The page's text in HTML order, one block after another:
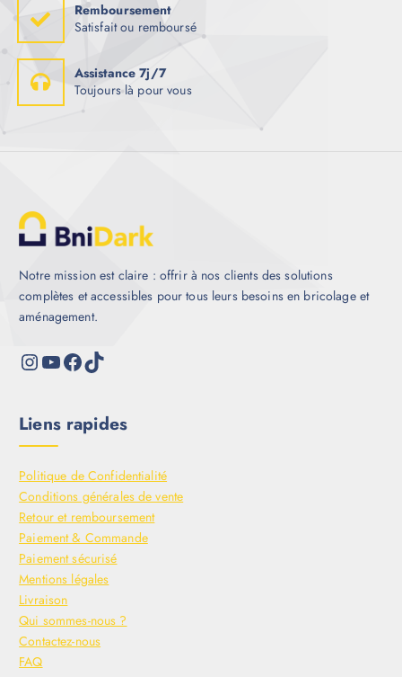
Remboursement
Satisfait ou remboursé
Assistance 7j/7
Toujours là pour vous
Notre mission est claire : offrir à nos clients des solutions
complètes et accessibles pour tous leurs besoins en bricolage et
aménagement.
Liens rapides
Politique de Confidentialité
Conditions générales de vente
Retour et remboursement
Paiement & Commande
Paiement sécurisé
Mentions légales
Livraison
Qui sommes-nous ?
Contactez-nous
FAQ